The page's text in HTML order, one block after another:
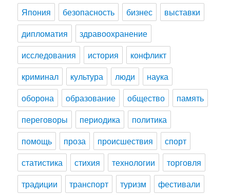
Япония
безопасность бизнес
выставки
дипломатия
здравоохранение
исследования
история
конфликт
криминал
культура люди
наука
оборона
образование общество
память
переговоры
периодика
политика
помощь
проза происшествия
спорт
статистика
стихия технологии
торговля
традиции
транспорт туризм
фестивали